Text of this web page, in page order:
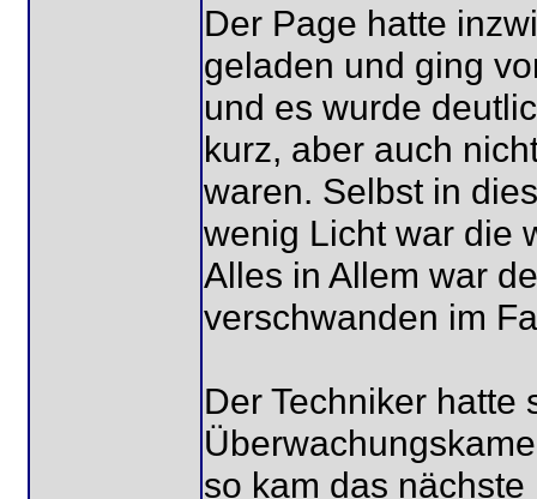
Der Page hatte
geladen und ging
und es wurde
kurz, aber auch
waren. Selbst in
wenig Licht war die
Alles in Allem war
verschwanden im
Der Techniker hatte
so kam das